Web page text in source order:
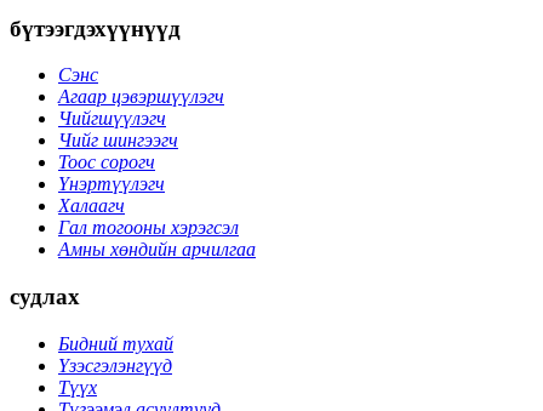
бүтээгдэхүүнүүд
Сэнс
Агаар цэвэршүүлэгч
Чийгшүүлэгч
Чийг шингээгч
Тоос сорогч
Үнэртүүлэгч
Халаагч
Гал тогооны хэрэгсэл
Амны хөндийн арчилгаа
судлах
Бидний тухай
Үзэсгэлэнгүүд
Түүх